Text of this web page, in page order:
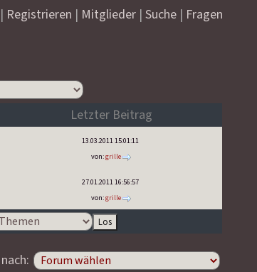
| Registrieren | Mitglieder |Suche | Fragen
Letzter Beitrag
13.03.2011 15:01:11
von:grille
27.01.2011 16:56:57
von:grille